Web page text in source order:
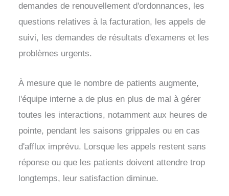
demandes de renouvellement d'ordonnances, les
questions relatives à la facturation, les appels de
suivi, les demandes de résultats d'examens et les
problèmes urgents.
À mesure que le nombre de patients augmente,
l'équipe interne a de plus en plus de mal à gérer
toutes les interactions, notamment aux heures de
pointe, pendant les saisons grippales ou en cas
d'afflux imprévu. Lorsque les appels restent sans
réponse ou que les patients doivent attendre trop
longtemps, leur satisfaction diminue.